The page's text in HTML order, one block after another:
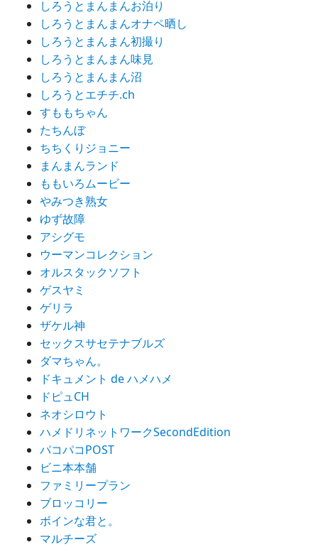
しろうとまんまんお泊り
しろうとまんまんオナペ晒し
しろうとまんまん初撮り
しろうとまんまん味見
しろうとまんまん沼
しろうとエチチ.ch
すももちゃん
たちんぼ
ちちくりジョニー
まんまんランド
ももいろムービー
やみつき熟女
ゆず故障
アシグモ
ウーマンコレクション
オルスタックソフト
ゲスヤミ
ゲリラ
ザケル神
セックスサセテナブルズ
ダマちゃん。
ドキュメント de ハメハメ
ドピュCH
ネオシロウト
ハメドリネットワークSecondEdition
パコパコPOST
ビニ本本舗
ファミリープラン
ブロッコリー
ボインな君と。
マルチーズ